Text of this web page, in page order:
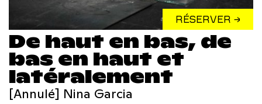
RÉSERVER →
De haut en bas, de
bas en haut et
latéralement
[Annulé] Nina Garcia